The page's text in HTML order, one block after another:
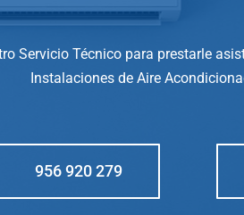
Servicio Técnico para prestarle
Instalaciones de Aire
956 920 279